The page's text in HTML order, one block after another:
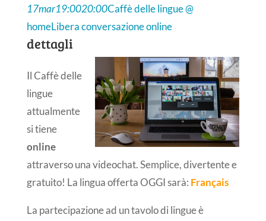
17mar19:0020:00Caffè delle lingue @
homeLibera conversazione online
dettagli
Il Caffè delle
lingue
attualmente
si tiene
online
attraverso una videochat. Semplice, divertente e
gratuito! La lingua offerta OGGI sarà: Français
La partecipazione ad un tavolo di lingue è